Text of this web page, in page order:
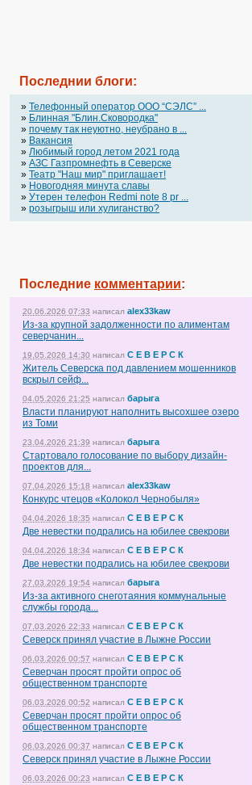
Последнии блоги:
» Телефонный оператор OOO “СЭЛС” ...
» Блинная "Блин.Сковородка"
» почему так неуютно, неубрано в ...
» Вакансия
» Любимый город летом 2021 года
» АЗС Газпромнефть в Северске
» Театр "Наш мир" приглашает!
» Новогодняя минута славы
» Утерен телефон Redmi note 8 pr ...
» розыгрыш или хулиганство?
Последние комментарии:
20.06.2026 07:33 написал alex33kaw
Из-за крупной задолженности по алиментам
северчанин...
19.05.2026 14:30 написал С Е В Е Р С К
Житель Северска под давлением мошенников
вскрыл сейф...
04.05.2026 21:25 написал барыга
Власти планируют наполнить высохшее озеро
из Томи
23.04.2026 21:39 написал барыга
Стартовало голосование по выбору дизайн-
проектов для...
07.04.2026 15:18 написал alex33kaw
Конкурс чтецов «Колокол Чернобыля»
04.04.2026 18:35 написал С Е В Е Р С К
Две невестки подрались на юбилее свекрови
04.04.2026 18:34 написал С Е В Е Р С К
Две невестки подрались на юбилее свекрови
27.03.2026 19:54 написал барыга
Из-за активного снеготаяния коммунальные
службы города...
07.03.2026 22:33 написал С Е В Е Р С К
Северск принял участие в Лыжне России
06.03.2026 00:57 написал С Е В Е Р С К
Северчан просят пройти опрос об
общественном транспорте
06.03.2026 00:52 написал С Е В Е Р С К
Северчан просят пройти опрос об
общественном транспорте
06.03.2026 00:37 написал С Е В Е Р С К
Северск принял участие в Лыжне России
06.03.2026 00:23 написал С Е В Е Р С К